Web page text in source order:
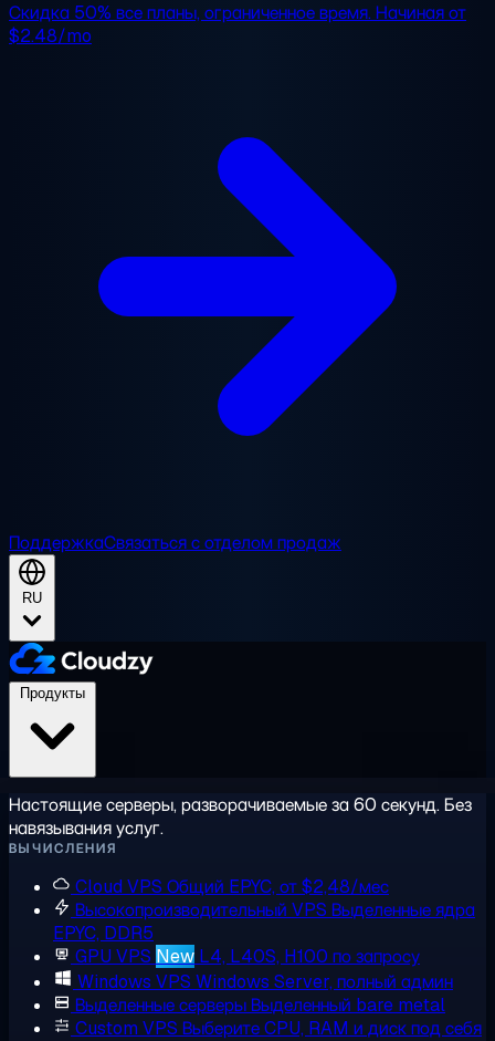
Скидка 50% все планы, ограниченное время. Начиная от
$2.48/mo
ПоддержкаСвязаться с отделом продаж
RU
Настоящие серверы, разворачиваемые за 60 секунд. Без
навязывания услуг.
ВЫЧИСЛЕНИЯ
Cloud VPS Общий EPYC, от $2,48/мес
Высокопроизводительный VPS Выделенные ядра
EPYC, DDR5
GPU VPS New L4, L40S, H100 по запросу
Windows VPS Windows Server, полный админ
Выделенные серверыВыделенный bare metal
Custom VPS Выберите CPU, RAM и диск под себя